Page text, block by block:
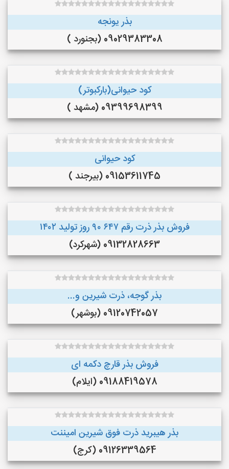
بذر یونجه
09029383308 (بجنورد )
کود حیوانی(بارکبوتر)
09399698399 (مشهد )
کود حیوانی
09153611745 (بیرجند )
فروش بذر ذرت رقم ۶۴۷ ۹۰ روز تولید ۱۴۰۲
09132828663 (شهرکرد)
بذر گوجه، ذرت شیرین و...
09120742057 (بوشهر)
فروش بذر قارچ دکمه ای
09188419578 (ایلام)
بذر هیبرید ذرت فوق شیرین امیننت
09126339564 (کرج)